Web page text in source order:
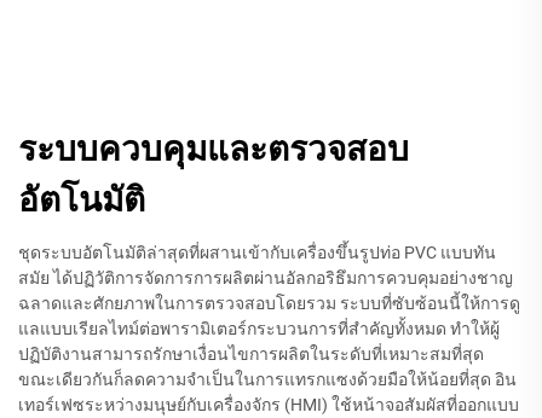
ระบบควบคุมและตรวจสอบ
อัตโนมัติ
ชุดระบบอัตโนมัติล่าสุดที่ผสานเข้ากับเครื่องขึ้นรูปท่อ PVC แบบทัน
สมัย ได้ปฏิวัติการจัดการการผลิตผ่านอัลกอริธึมการควบคุมอย่างชาญ
ฉลาดและศักยภาพในการตรวจสอบโดยรวม ระบบที่ซับซ้อนนี้ให้การดู
แลแบบเรียลไทม์ต่อพารามิเตอร์กระบวนการที่สำคัญทั้งหมด ทำให้ผู้
ปฏิบัติงานสามารถรักษาเงื่อนไขการผลิตในระดับที่เหมาะสมที่สุด
ขณะเดียวกันก็ลดความจำเป็นในการแทรกแซงด้วยมือให้น้อยที่สุด อิน
เทอร์เฟซระหว่างมนุษย์กับเครื่องจักร (HMI) ใช้หน้าจอสัมผัสที่ออกแบบ